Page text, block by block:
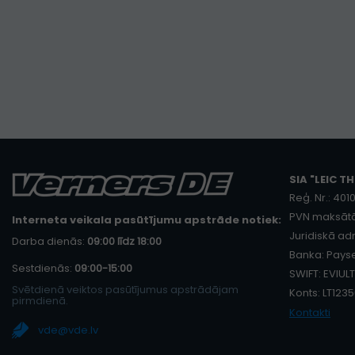
Interneta veikala pasūtījumu apstrāde notiek:
Darba dienās: 09:00 līdz 18:00
Sestdienās: 09:00-15:00
Svētdienā veiktos pasūtījumus apstrādājam
pirmdienā.
vde@vde.lv
SIA "LEIC
Reģ. Nr.:
PVN
Juridiskā
Banka:
SWIFT:
Konts:
Kontakti